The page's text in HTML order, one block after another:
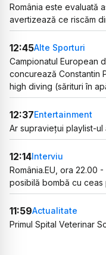
România este evaluată
avertizează ce riscăm
12:45Alte Sporturi
Campionatul European
concurează Constantin
high diving (sărituri în
12:37Entertainment
Ar supraviețui playlist-ul
12:14Interviu
România.EU, ora 22.00
posibilă bombă cu
11:59Actualitate
Primul Spital Veterinar